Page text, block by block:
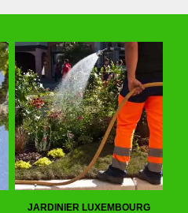
JARDINIER LUXEMBOURG